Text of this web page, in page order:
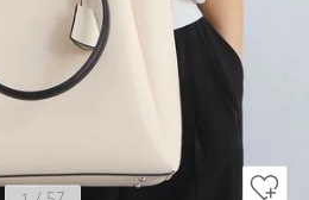
OFF WHITE
BLACK / FREE
163cm